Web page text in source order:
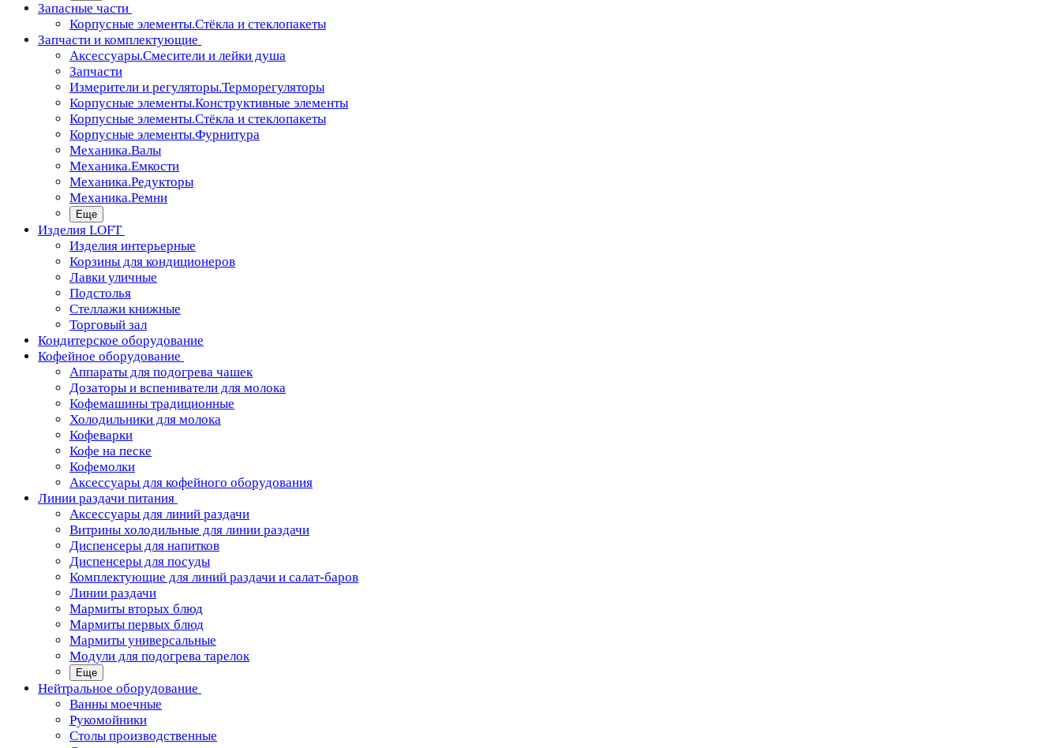
Запасные части
Корпусные элементы.Стёкла и стеклопакеты
Запчасти и комплектующие
Аксессуары.Смесители и лейки душа
Запчасти
Измерители и регуляторы.Терморегуляторы
Корпусные элементы.Конструктивные элементы
Корпусные элементы.Стёкла и стеклопакеты
Корпусные элементы.Фурнитура
Механика.Валы
Механика.Емкости
Механика.Редукторы
Механика.Ремни
Еще
Изделия LOFT
Изделия интерьерные
Корзины для кондиционеров
Лавки уличные
Подстолья
Стеллажи книжные
Торговый зал
Кондитерское оборудование
Кофейное оборудование
Аппараты для подогрева чашек
Дозаторы и вспениватели для молока
Кофемашины традиционные
Холодильники для молока
Кофеварки
Кофе на песке
Кофемолки
Аксессуары для кофейного оборудования
Линии раздачи питания
Аксессуары для линий раздачи
Витрины холодильные для линии раздачи
Диспенсеры для напитков
Диспенсеры для посуды
Комплектующие для линий раздачи и салат-баров
Линии раздачи
Мармиты вторых блюд
Мармиты первых блюд
Мармиты универсальные
Модули для подогрева тарелок
Еще
Нейтральное оборудование
Ванны моечные
Рукомойники
Столы производственные